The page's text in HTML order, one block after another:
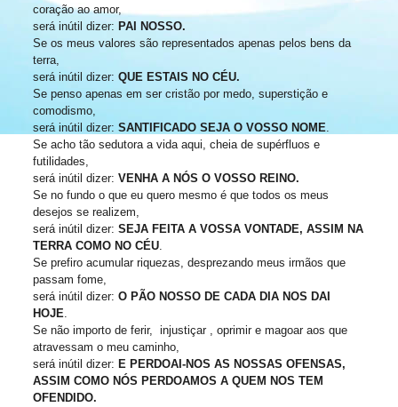
coração ao amor,
será inútil dizer: PAI NOSSO.
Se os meus valores são representados apenas pelos bens da
terra,
será inútil dizer: QUE ESTAIS NO CÉU.
Se penso apenas em ser cristão por medo, superstição e
comodismo,
será inútil dizer: SANTIFICADO SEJA O VOSSO NOME.
Se acho tão sedutora a vida aqui, cheia de supérfluos e
futilidades,
será inútil dizer: VENHA A NÓS O VOSSO REINO.
Se no fundo o que eu quero mesmo é que todos os meus
desejos se realizem,
será inútil dizer: SEJA FEITA A VOSSA VONTADE, ASSIM NA
TERRA COMO NO CÉU.
Se prefiro acumular riquezas, desprezando meus irmãos que
passam fome,
será inútil dizer: O PÃO NOSSO DE CADA DIA NOS DAI
HOJE.
Se não importo de ferir, injustiçar , oprimir e magoar aos que
atravessam o meu caminho,
será inútil dizer: E PERDOAI-NOS AS NOSSAS OFENSAS,
ASSIM COMO NÓS PERDOAMOS A QUEM NOS TEM
OFENDIDO.